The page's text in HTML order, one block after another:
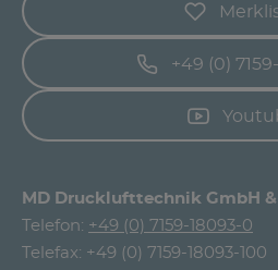
+49 (0)
MD Drucklufttechnik GmbH &
Telefon: +49 (0) 7159-18093-0
Telefax: +49 (0) 7159-18093-100